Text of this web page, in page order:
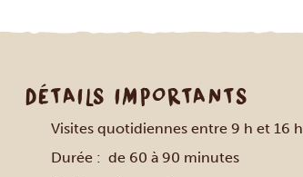
DÉTAILS IMPORTANTS
Visites quotidiennes entre 9 h et 16 h
Durée : de 60 à 90 minutes